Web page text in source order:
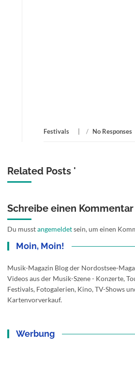
Festivals / No Responses
Related Posts '
Schreibe einen Kommentar
Du musstangemeldetsein, um einen
Moin, Moin!
Musik-Magazin Blog der Nordostsee-
Videos aus der Musik-Szene - Konzerte,
Festivals, Fotogalerien, Kino, TV-Shows
Kartenvorverkauf.
Werbung